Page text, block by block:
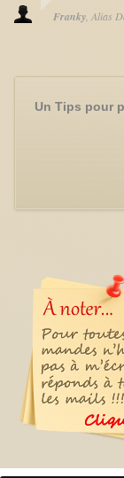
Franky Alias
Un Tips pour